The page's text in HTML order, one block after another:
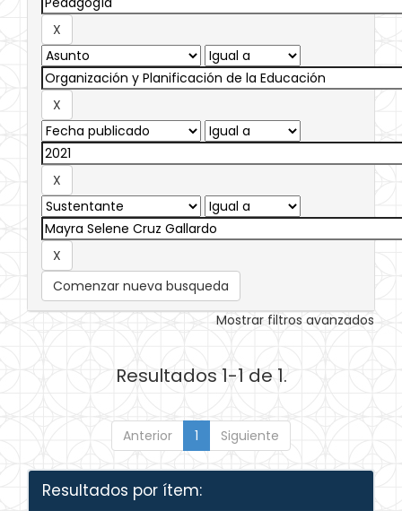
Comenzar nueva busqueda
Mostrar filtros avanzados
Resultados 1-1 de 1.
Anterior 1 Siguiente
Resultados por ítem: